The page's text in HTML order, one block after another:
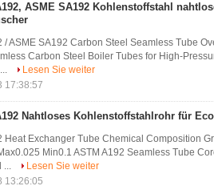
ASME SA192 Kohlenstoffstahl
/ ASME SA192 Carbon Steel Seamless Tube
Carbon Steel Boiler Tubes for High-
Lesen Sie weiter
17:38:57
Nahtloses Kohlenstoffstahlrohr für
Heat Exchanger Tube Chemical Composition
Min0.1 ASTM A192 Seamless Tube
...
Lesen Sie weiter
13:26:05